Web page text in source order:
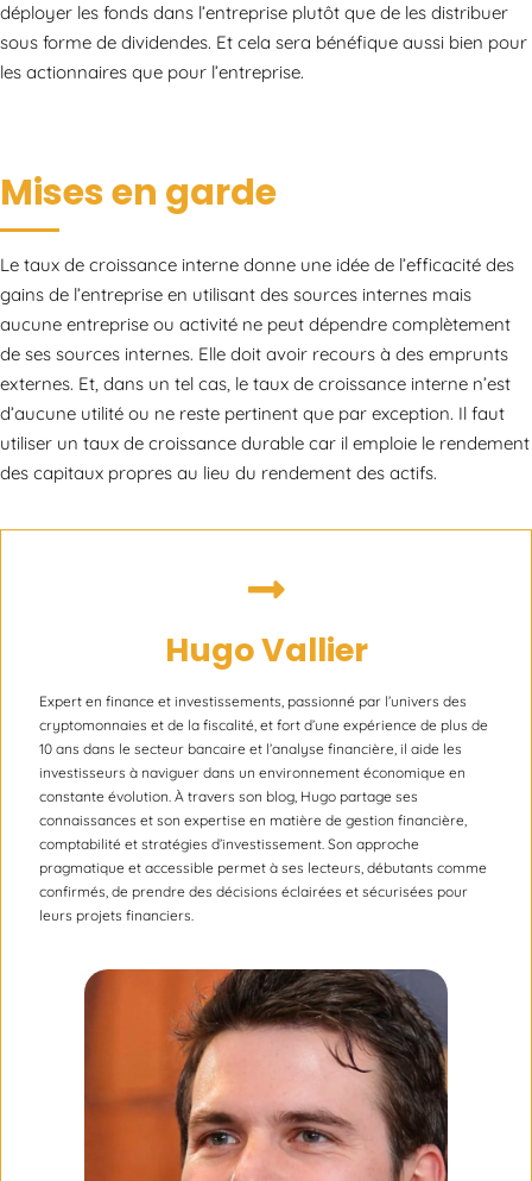
déployer les fonds dans l’entreprise plutôt que de les distribuer
sous forme de dividendes. Et cela sera bénéfique aussi bien pour
les actionnaires que pour l’entreprise.
Mises en garde
Le taux de croissance interne donne une idée de l’efficacité des
gains de l’entreprise en utilisant des sources internes mais
aucune entreprise ou activité ne peut dépendre complètement
de ses sources internes. Elle doit avoir recours à des emprunts
externes. Et, dans un tel cas, le taux de croissance interne n’est
d’aucune utilité ou ne reste pertinent que par exception. Il faut
utiliser un taux de croissance durable car il emploie le rendement
des capitaux propres au lieu du rendement des actifs.
Hugo Vallier
Expert en finance et investissements, passionné par l’univers des
cryptomonnaies et de la fiscalité, et fort d’une expérience de plus de
10 ans dans le secteur bancaire et l’analyse financière, il aide les
investisseurs à naviguer dans un environnement économique en
constante évolution. À travers son blog, Hugo partage ses
connaissances et son expertise en matière de gestion financière,
comptabilité et stratégies d’investissement. Son approche
pragmatique et accessible permet à ses lecteurs, débutants comme
confirmés, de prendre des décisions éclairées et sécurisées pour
leurs projets financiers.